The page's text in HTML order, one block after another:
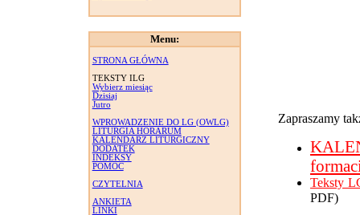
Menu:
STRONA GŁÓWNA
TEKSTY ILG
Wybierz miesiąc
Dzisiaj
Jutro
WPROWADZENIE DO LG (OWLG)
LITURGIA HORARUM
KALENDARZ LITURGICZNY
DODATEK
INDEKSY
POMOC
CZYTELNIA
ANKIETA
LINKI
Zapraszamy
Teksty
PDF)